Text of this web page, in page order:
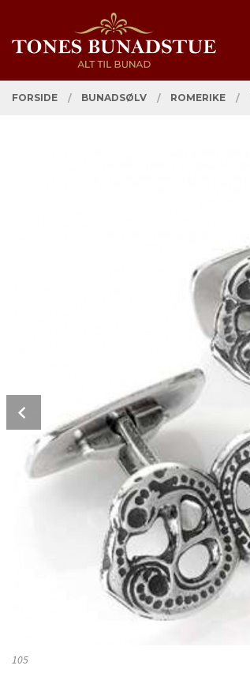
innholdet
PRODUKTER
FORSIDE BUNADSØLV ROMERIKE
105